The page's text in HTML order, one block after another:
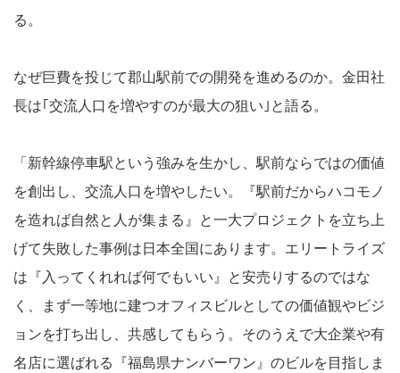
る。
なぜ巨費を投じて郡山駅前での開発を進めるのか。金田社
長は｢交流人口を増やすのが最大の狙い｣と語る。
「新幹線停車駅という強みを生かし、駅前ならではの価値
を創出し、交流人口を増やしたい。『駅前だからハコモノ
を造れば自然と人が集まる』と一大プロジェクトを立ち上
げて失敗した事例は日本全国にあります。エリートライズ
は『入ってくれれば何でもいい』と安売りするのではな
く、まず一等地に建つオフィスビルとしての価値観やビジ
ョンを打ち出し、共感してもらう。そのうえで大企業や有
名店に選ばれる『福島県ナンバーワン』のビルを目指しま